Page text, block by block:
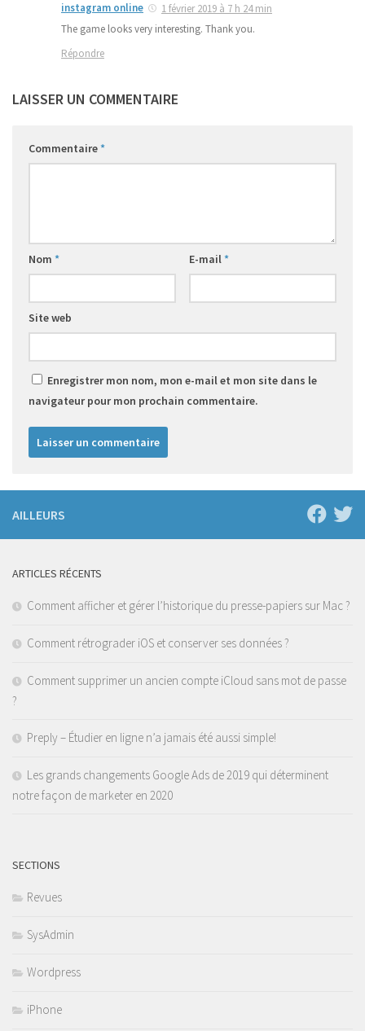
instagram online
1 février 2019 à 7 h 24 min
The game looks very interesting. Thank you.
Répondre
LAISSER UN COMMENTAIRE
Commentaire*
Nom * E-mail*
Site web
Enregistrer mon nom, mon e-mail et mon site dans le
navigateur pour mon prochain commentaire.
AILLEURS
ARTICLES RÉCENTS
Comment afficher et gérer l’historique du presse-papiers sur Mac ?
Comment rétrograder iOS et conserver ses données ?
Comment supprimer un ancien compte iCloud sans mot de passe
?
Preply – Étudier en ligne n’a jamais été aussi simple!
Les grands changements Google Ads de 2019 qui déterminent
notre façon de marketer en 2020
SECTIONS
Revues
SysAdmin
Wordpress
iPhone